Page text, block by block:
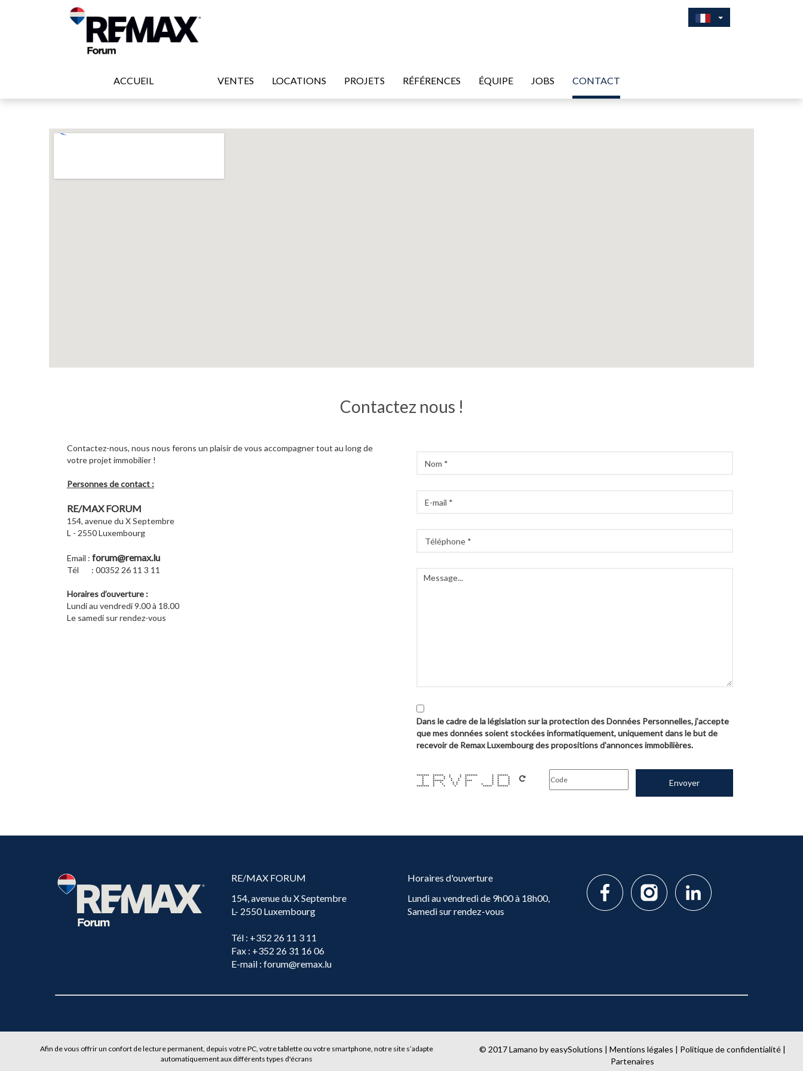
ACCUEIL VENTES LOCATIONS PROJETS RÉFÉRENCES ÉQUIPE JOBS CONTACT
Contactez nous !
Contactez-nous, nous nous ferons un plaisir de vous accompagner tout au long de
votre projet immobilier !
Personnes de contact :
RE/MAX FORUM
154, avenue du X Septembre
L - 2550 Luxembourg
Email : forum@remax.lu
Tél : 00352 26 11 3 11
Horaires d’ouverture :
Lundi au vendredi 9.00 à 18.00
Le samedi sur rendez-vous
Dans le cadre de la législation sur la protection des Données Personnelles, j’accepte
que mes données soient stockées informatiquement, uniquement dans le but de
recevoir de Remax Luxembourg des propositions d’annonces immobilières.
******* ****** * * ******* * ******
* * * * * * * * *
* * * * * * * * *
* ****** * * **** * * *
* * * * * * * * *
* * * * * * * * * *
******* * * * * ***** ******
RE/MAX FORUM
154, avenue du X Septembre
L- 2550 Luxembourg
Tél : +352 26 11 3 11
Fax : +352 26 31 16 06
E-mail : forum@remax.lu
Horaires d'ouverture
Lundi au vendredi de 9h00 à 18h00,
Samedi sur rendez-vous
Afin de vous offrir un confort de lecture permanent, depuis votre PC, votre tablette ou votre smartphone, notre site s’adapte
automatiquement aux différents types d'écrans
© 2017Lamano byeasySolutions | Mentions légales | Politique de confidentialité|
Partenaires